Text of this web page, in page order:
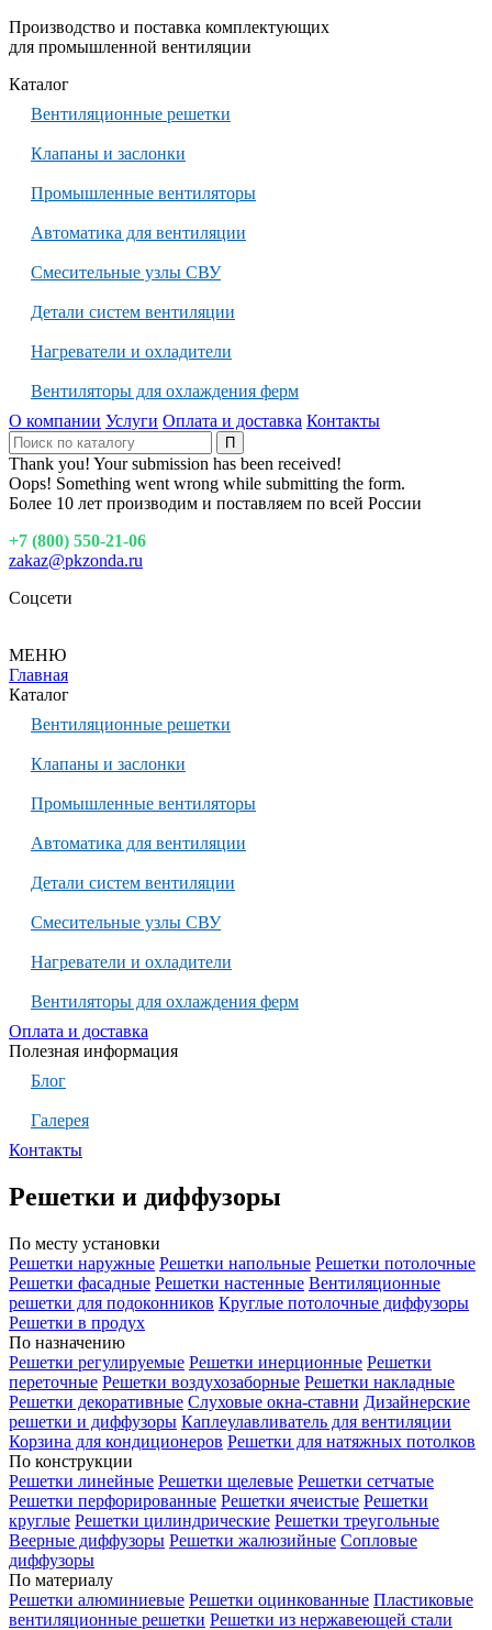
Производство и поставка комплектующих
для промышленной вентиляции
Каталог
Вентиляционные решетки
Клапаны и заслонки
Промышленные вентиляторы
Автоматика для вентиляции
Смесительные узлы СВУ
Детали систем вентиляции
Нагреватели и охладители
Вентиляторы для охлаждения ферм
О компании Услуги Оплата и доставка Контакты
Thank you! Your submission has been received!
Oops! Something went wrong while submitting the form.
Более 10 лет производим и поставляем по всей России
+7 (800) 550-21-06
zakaz@pkzonda.ru
Соцсети
МЕНЮ
Главная
Каталог
Вентиляционные решетки
Клапаны и заслонки
Промышленные вентиляторы
Автоматика для вентиляции
Детали систем вентиляции
Смесительные узлы СВУ
Нагреватели и охладители
Вентиляторы для охлаждения ферм
Оплата и доставка
Полезная информация
Блог
Галерея
Контакты
Решетки и диффузоры
По месту установки
Решетки наружные Решетки напольные Решетки потолочные
Решетки фасадные Решетки настенные Вентиляционные
решетки для подоконников Круглые потолочные диффузоры
Решетки в продух
По назначению
Решетки регулируемые Решетки инерционные Решетки
переточные Решетки воздухозаборные Решетки накладные
Решетки декоративные Слуховые окна-ставни Дизайнерские
решетки и диффузоры Каплеулавливатель для вентиляции
Корзина для кондиционеров Решетки для натяжных потолков
По конструкции
Решетки линейные Решетки щелевые Решетки сетчатые
Решетки перфорированные Решетки ячеистые Решетки
круглые Решетки цилиндрические Решетки треугольные
Веерные диффузоры Решетки жалюзийные Сопловые
диффузоры
По материалу
Решетки алюминиевые Решетки оцинкованные Пластиковые
вентиляционные решетки Решетки из нержавеющей стали